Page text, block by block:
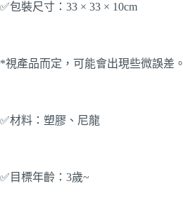
✅包裝尺寸：33 × 33 × 10cm
*視產品而定，可能會出現些微誤差。
✅材料：塑膠、尼龍
✅目標年齡：3歲~